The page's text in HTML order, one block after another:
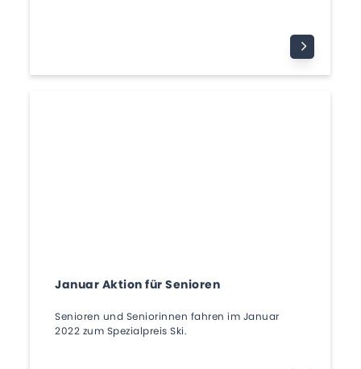
Januar Aktion für Senioren
Senioren und Seniorinnen fahren im Januar
2022 zum Spezialpreis Ski.